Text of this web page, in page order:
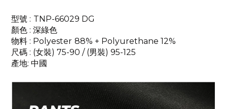
型號 : TNP-66029 DG
顏色 : 深綠色
物料 : Polyester 88% + Polyurethane 12%
尺碼 : (女裝) 75-90 / (男裝) 95-125
產地: 中國